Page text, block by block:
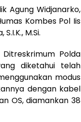
Agung Widjanarko,
Kombes Pol Iis
M.Si.
Polda
diketahui telah
modus
dengan kabel
OS, diamankan 38